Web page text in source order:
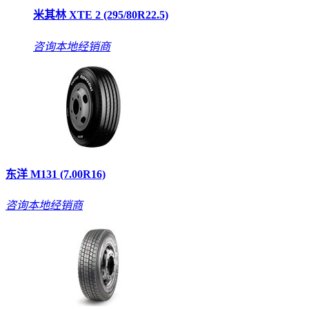
米其林 XTE 2 (295/80R22.5)
咨询本地经销商
东洋 M131 (7.00R16)
咨询本地经销商